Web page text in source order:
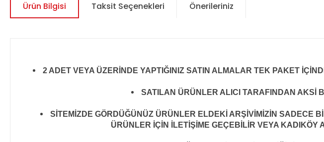
Ürün Bilgisi Taksit Seçenekleri Önerileriniz
2 ADET VEYA ÜZERİNDE YAPTIĞINIZ SATIN ALMALAR TEK PAKET
SATILAN ÜRÜNLER ALICI TARAFINDAN AKSİ
SİTEMİZDE GÖRDÜĞÜNÜZ ÜRÜNLER ELDEKİ ARŞİVİMİZİN SADECE
ÜRÜNLER İÇİN İLETİŞİME GEÇEBİLİR VEYA